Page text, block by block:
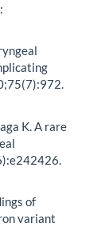
K. A rare
of
variant